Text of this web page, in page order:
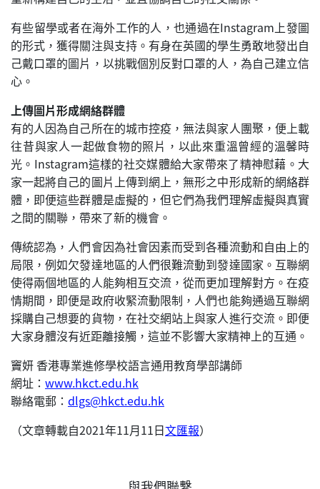
有些留學或者在海外工作的人，也通過在Instagram上發圖
的形式，獲得關注與支持。有身在英國的學生勇敢地發出自
己戴口罩的圖片，以挑戰個別反對口罩的人，為自己建立信
心。
上傳圖片形成網絡群體
有的人因為自己所在的城市控疫，無法與家人團聚，便上載
往昔與家人一起做食物的照片，以此來重溫曾經的溫馨時
光。Instagram這樣的社交媒體給大家帶來了精神慰藉。大
家一起將自己的圖片上傳到網上，無形之中形成新的網絡群
體，即便這些群體是虛擬的，但它們為我們理解虛擬與真實
之間的關聯，帶來了新的機會。
傳統認為，人們會因為社會因素而受到各種流動和自由上的
局限，例如欠發達地區的人們很難流動到發達國家。互聯網
使得兩個地區的人能夠相互交流，從而更加理解對方。在疫
情期間，即便是政府收緊流動限制，人們也能夠通過互聯網
採購自己想要的貨物，在社交網站上與家人進行交流。即便
大家身體沒有近距離接觸，這並不影響大家精神上的互通。
竇妍 香港專業進修學校語言通用教育學部講師
網址： www.hkct.edu.hk
聯絡電郵： dlgs@hkct.edu.hk
（文章轉載自2021年11月11日文匯報）